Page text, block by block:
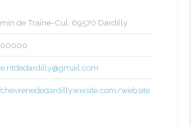
de Traîne-Cul, 69570 Dardilly
website